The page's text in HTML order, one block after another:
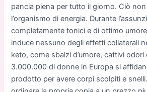
pancia piena per tutto il giorno. Ciò
l’organismo di energia. Durante
completamente tonici e di ottimo
induce nessuno degli effetti collaterali
keto, come sbalzi d’umore, cattivi
3.000.000 di donne in Europa si
prodotto per avere corpi scolpiti e